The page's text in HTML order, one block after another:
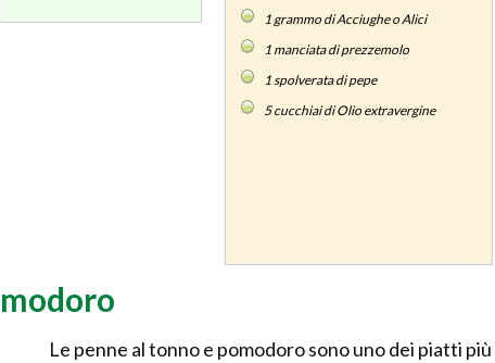
1grammo di Acciughe o Alici
1manciata di prezzemolo
1spolverata di pepe
5cucchiai di Olio extravergine
Le penne al tonno e pomodoro sono uno dei piatti più